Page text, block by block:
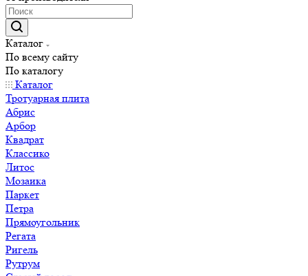
Каталог
По всему сайту
По каталогу
Каталог
Тротуарная плита
Абрис
Арбор
Квадрат
Классико
Литос
Мозаика
Паркет
Петра
Прямоугольник
Регата
Ригель
Рутрум